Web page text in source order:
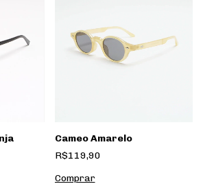
Cameo Amarelo
R$119,90